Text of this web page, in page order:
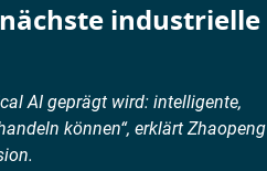
nächste industrielle
AI geprägt wird: intelligente,
können“, erklärt Zhaopeng